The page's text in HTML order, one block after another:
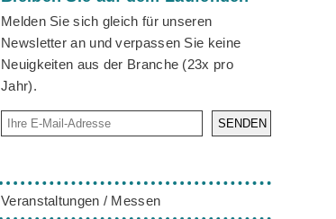
Melden Sie sich gleich für unseren
Newsletter an und verpassen Sie keine
Neuigkeiten aus der Branche (23x pro
Jahr).
SENDEN
Veranstaltungen / Messen